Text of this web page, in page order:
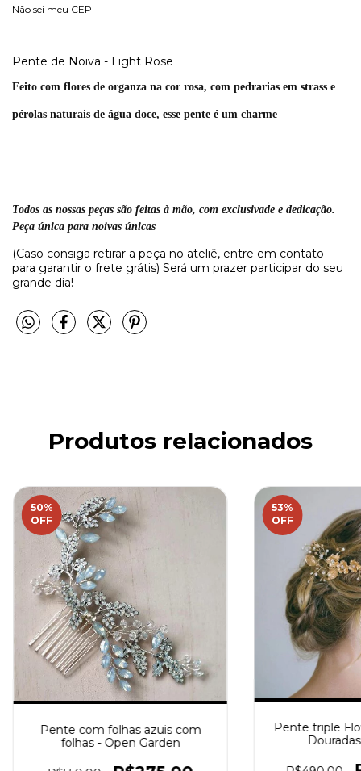
Não sei meu CEP
Pente de Noiva - Light Rose
Feito com flores de organza na cor rosa, com pedrarias em strass e
pérolas naturais de água doce, esse pente é um charme
Todos as nossas peças são feitas à mão, com exclusivade e dedicação.
Peça única para noivas únicas
(Caso consiga retirar a peça no ateliê, entre em contato
para garantir o frete grátis) Será um prazer participar do seu
grande dia!
Produtos relacionados
50%
OFF
Pente com folhas azuis com
folhas - Open Garden
53%
OFF
Pente triple